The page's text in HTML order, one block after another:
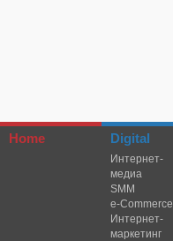
Home Digital
Интернет-
медиа
SMM
e-Commerce
Интернет-
маркетинг